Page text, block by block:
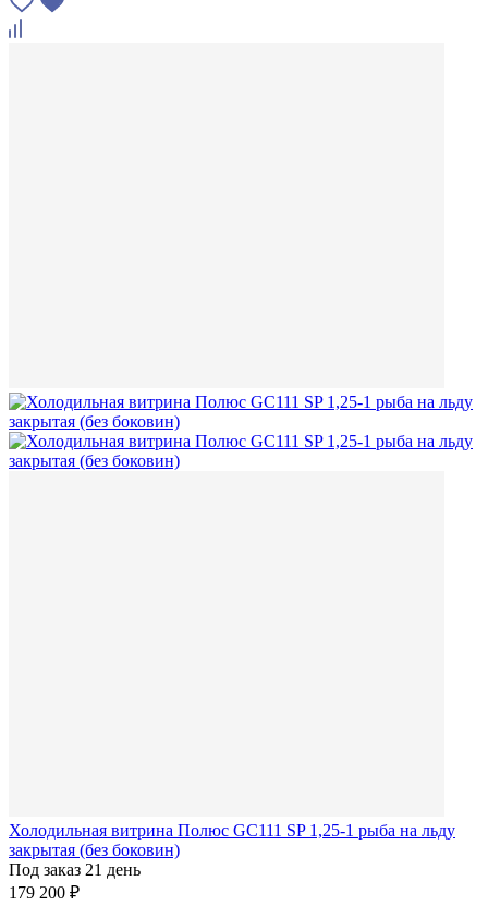
Холодильная витрина Полюс GC111 SP 1,25-1 рыба на льду
закрытая (без боковин)
Под заказ 21 день
179 200 ₽